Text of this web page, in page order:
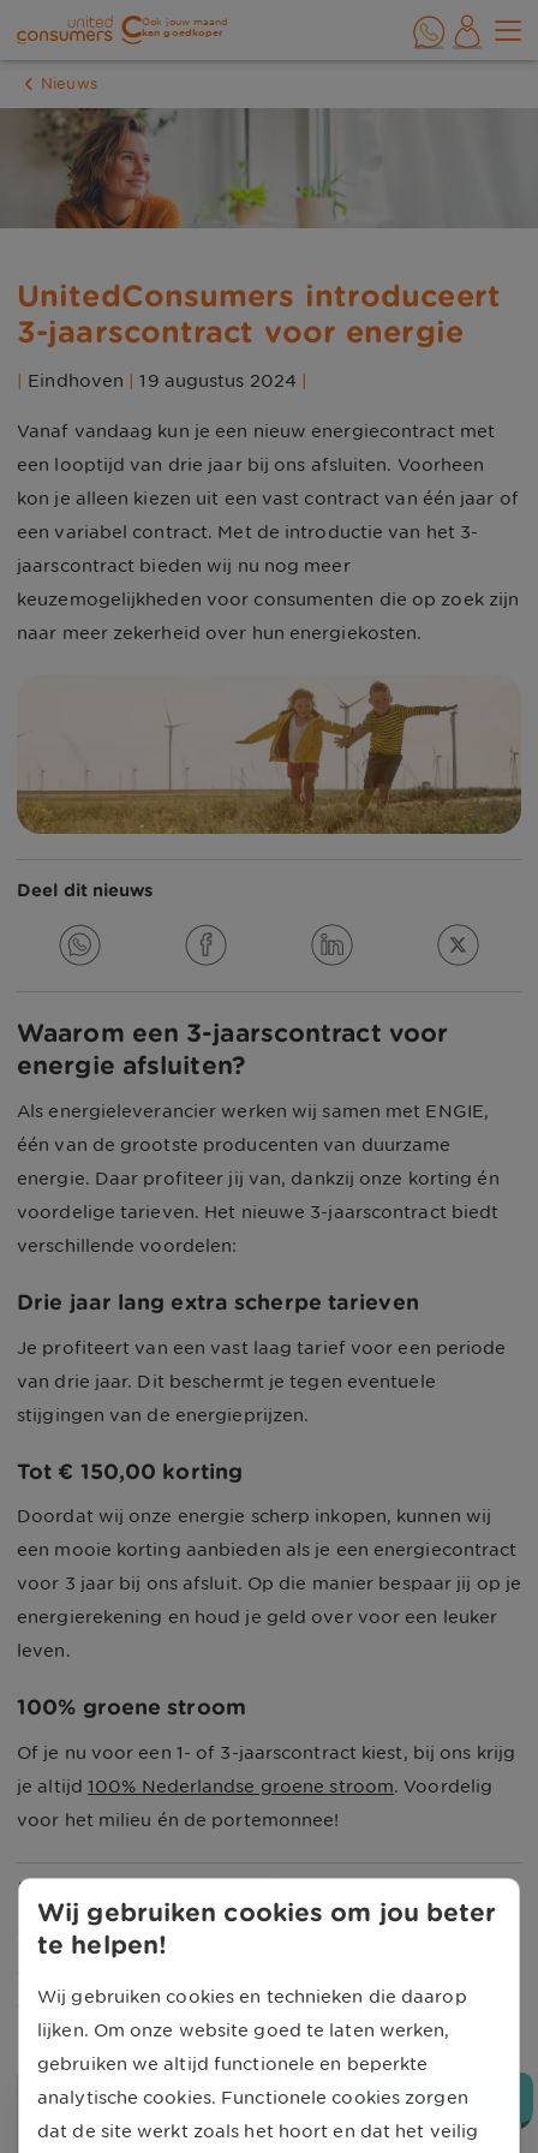
Ook jouw maand
kan goedkoper
Nieuws
UnitedConsumers introduceert
3-jaarscontract voor energie
| Eindhoven |19 augustus 2024 |
Vanaf vandaag kun je een nieuw energiecontract met
een looptijd van drie jaar bij ons afsluiten. Voorheen
kon je alleen kiezen uit een vast contract van één jaar of
een variabel contract. Met de introductie van het 3-
jaarscontract bieden wij nu nog meer
keuzemogelijkheden voor consumenten die op zoek zijn
naar meer zekerheid over hun energiekosten.
Deel dit nieuws
Waarom een 3-jaarscontract voor
energie afsluiten?
Als energieleverancier werken wij samen met ENGIE,
één van de grootste producenten van duurzame
energie. Daar profiteer jij van, dankzij onze korting én
voordelige tarieven. Het nieuwe 3-jaarscontract biedt
verschillende voordelen:
Drie jaar lang extra scherpe tarieven
Je profiteert van een vast laag tarief voor een periode
van drie jaar. Dit beschermt je tegen eventuele
stijgingen van de energieprijzen.
Tot € 150,00 korting
Doordat wij onze energie scherp inkopen, kunnen wij
een mooie korting aanbieden als je een energiecontract
voor 3 jaar bij ons afsluit. Op die manier bespaar jij op je
energierekening en houd je geld over voor een leuker
leven.
100% groene stroom
Of je nu voor een 1- of 3-jaarscontract kiest, bij ons krijg
je altijd 100% Nederlandse groene stroom. Voordelig
voor het milieu én de portemonnee!
Kies voor zekerheid
Wil je weten waar je aan toe bent als het gaat om je
of 3-jaarscontract:
Meest gekozen
Wij gebruiken cookies om jou beter
te helpen!
Wij gebruiken cookies en technieken die daarop
lijken. Om onze website goed te laten werken,
gebruiken we altijd functionele en beperkte
analytische cookies. Functionele cookies zorgen
dat de site werkt zoals het hoort en dat het veilig